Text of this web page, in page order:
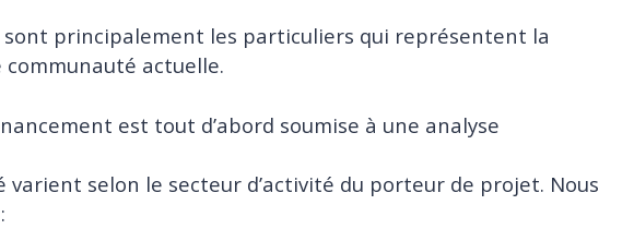
sont principalement les particuliers qui représentent la
actuelle.
est tout d’abord soumise à une analyse
varient selon le secteur d’activité du porteur de projet. Nous